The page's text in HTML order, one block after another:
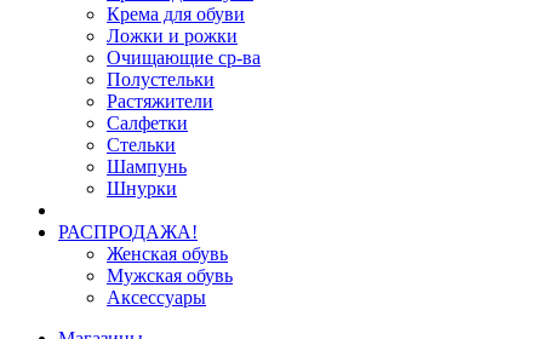
Крема для обуви
Ложки и рожки
Очищающие ср-ва
Полустельки
Растяжители
Салфетки
Стельки
Шампунь
Шнурки
РАСПРОДАЖА!
Женская обувь
Мужская обувь
Аксессуары